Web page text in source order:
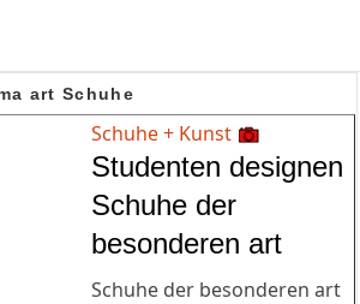
art Schuhe
Schuhe + Kunst
Studenten designen
Schuhe der
besonderen art
Schuhe der besonderen art